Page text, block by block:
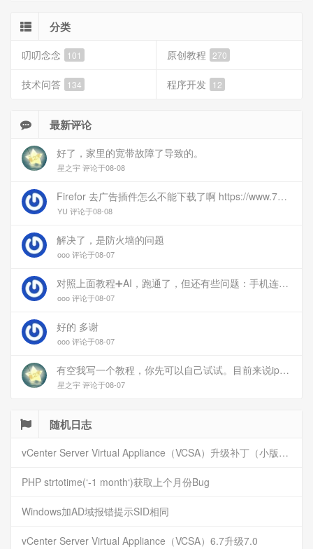
分类
叨叨念念 101 原创教程 270
技术问答 134 程序开发 12
最新评论
好了，家里的宽带故障了导致的。
星之宇 评论于08-08
Firefor 去广告插件怎么不能下载了啊 https://www.77bx.com/312.html
YU 评论于08-08
解决了，是防火墙的问题
ooo 评论于08-07
对照上面教程➕AI，跑通了，但还有些问题：手机连上vpn后，部分家里内网的服务能访问（内网的Debian服务器可以），部分不能(routeros网页），不知道问题出在哪
ooo 评论于08-07
好的 多谢
ooo 评论于08-07
有空我写一个教程，你先可以自己试试。目前来说ipv6应该没问题的。
星之宇 评论于08-07
随机日志
vCenter Server Virtual Appliance（VCSA）升级补丁（小版本升级）
PHP strtotime(‘-1 month‘)获取上个月份Bug
Windows加AD域报错提示SID相同
vCenter Server Virtual Appliance（VCSA）6.7升级7.0